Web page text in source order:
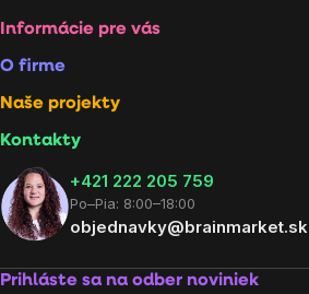
Informácie pre vás
O firme
Naše projekty
Kontakty
+421 222 205 759
Po–Pia: 8:00–18:00
objednavky@brainmarket.sk
Prihláste sa na odber noviniek